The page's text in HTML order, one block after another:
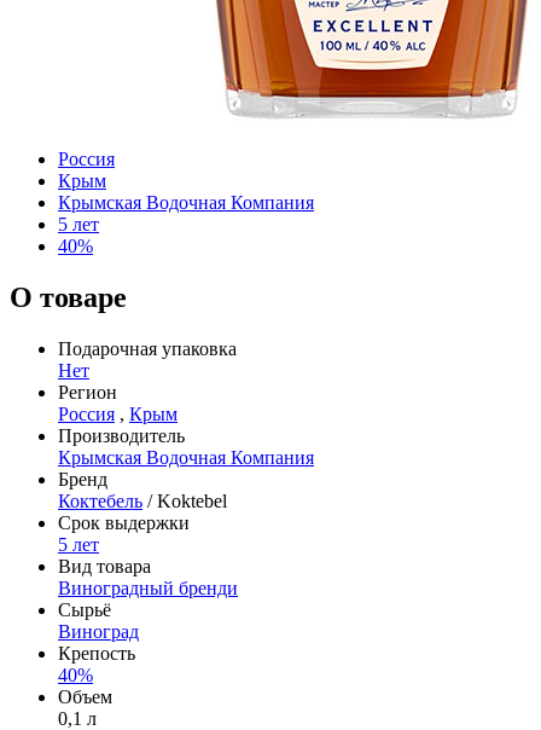
Россия
Крым
Крымская Водочная Компания
5 лет
40%
О товаре
Подарочная упаковка
Нет
Регион
Россия , Крым
Производитель
Крымская Водочная Компания
Бренд
Коктебель / Koktebel
Срок выдержки
5 лет
Вид товара
Виноградный бренди
Сырьё
Виноград
Крепость
40%
Объем
0,1 л